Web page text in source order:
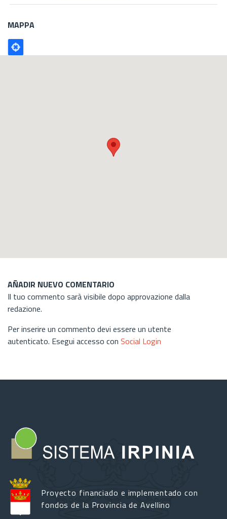
MAPPA
Poligono
GEO
AÑADIR NUEVO COMENTARIO
Il tuo commento sarà visibile dopo approvazione dalla
redazione.
Per inserire un commento devi essere un utente
autenticato. Esegui accesso con Social Login
Proyecto financiado e implementado con
fondos de la Provincia de Avellino